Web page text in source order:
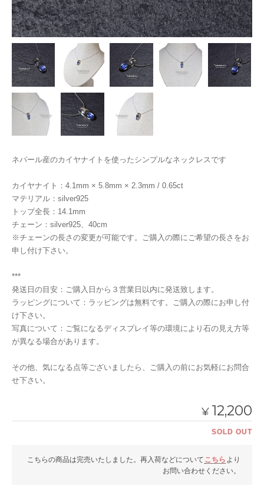
ネパール産のカイヤナイトを使ったシンプルなネックレスです
カイヤナイト：4.1mm × 5.8mm × 2.3mm / 0.65ct
マテリアル：silver925
トップ全長：14.1mm
チェーン：silver925、40cm
※チェーンの長さの変更が可能です。ご購入の際にご希望の長さをお
申し付け下さい。
***
発送日の目安：ご購入日から３営業日以内に発送致します。
ラッピングについて：ラッピングは無料です。ご購入の際にお申し付
け下さい。
写真について：ご覧になるディスプレイ等の環境により石の見え方等
が異なる場合があります。
その他、気になる点等ございましたら、ご購入の前にお気軽にお問合
せ下さい。
¥ 12,200
SOLD OUT
こちらの商品は完売いたしました。再入荷などについて こちら より
お問い合わせください。